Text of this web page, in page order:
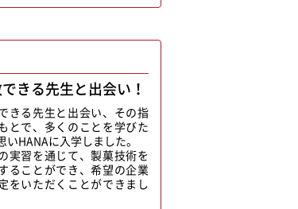
きる先生と出会い！
きる先生と出会い、その指
とで、多くのことを学びた
いHANAに入学しました。
実習を通じて、製菓技術を
ることができ、希望の企業
をいただくことができまし